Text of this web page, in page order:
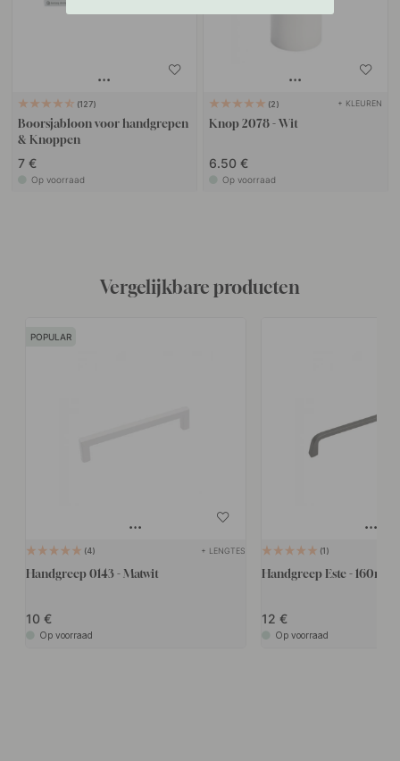
127
Boorsjabloon voor handgrepen
& Knoppen
7 €
Op voorraad
2 + KLEUREN
Knop 2078 - Wit
6.50 €
Op voorraad
Vergelijkbare producten
POPULAR
4 + LENGTES
Handgreep 0143 - Matwit
10
Op voorraad
1
Handgreep Este -
12
Op voorraad